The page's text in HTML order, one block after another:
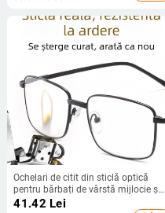
Ochelari de citit din sticlă optică
pentru bărbați de vârstă mijlocie și
vârstnici, claritate înaltă, protecție a
41.42 Lei